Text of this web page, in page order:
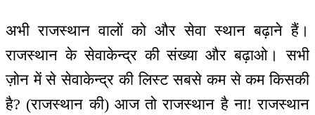
अभी राजस्थान वालों को और सेवा स्थान बढ़ाने हैं।
राजस्थान के सेवाकेन्द्र की संख्या और बढ़ाओ। सभी
ज़ोन में से सेवाकेन्द्र की लिस्ट सबसे कम से कम किसकी
है? (राजस्थान की) आज तो राजस्थान है ना! राजस्थान